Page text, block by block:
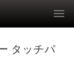
タッチパ